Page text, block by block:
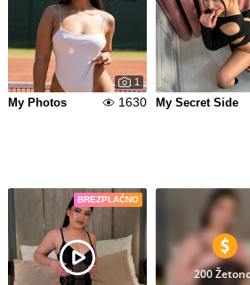
1
My Photos 1630 My Secret Side
BREZPLAČNO
200